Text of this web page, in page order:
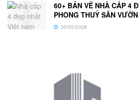
60+ BẢN VẼ NHÀ CẤP 4
PHONG THUỶ SÂN VƯỜN
30/05/2026